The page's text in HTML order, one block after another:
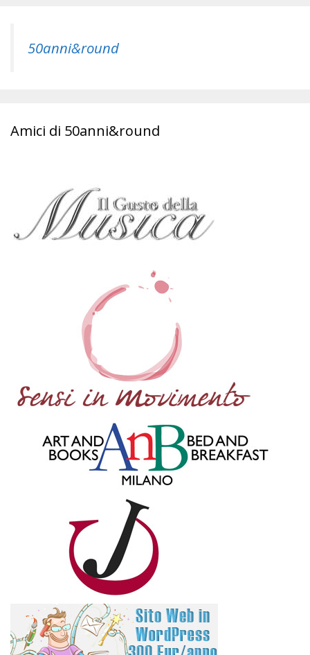
50anni&round
Amici di 50anni&round